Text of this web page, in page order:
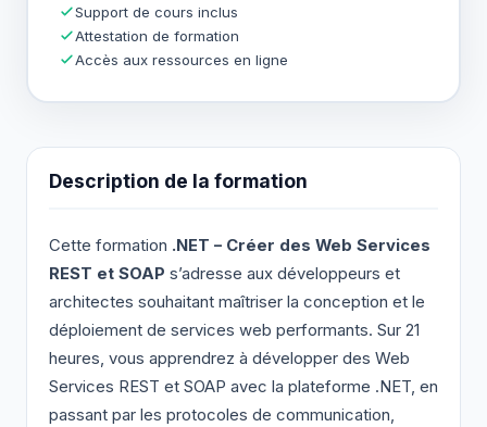
Description de la formation
Cette formation .NET – Créer des Web Services
REST et SOAP s’adresse aux développeurs et
architectes souhaitant maîtriser la conception et le
déploiement de services web performants. Sur 21
heures, vous apprendrez à développer des Web
Services REST et SOAP avec la plateforme .NET, en
passant par les protocoles de communication,
Support de cours inclus
Attestation de formation
Accès aux ressources en ligne